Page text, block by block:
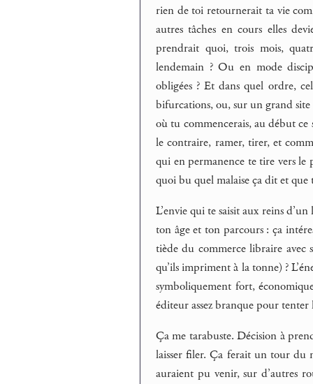
rien de toi retournerait ta vie
autres tâches en cours elles
prendrait quoi, trois mois,
lendemain ? Ou en mode
obligées ? Et dans quel ordre,
bifurcations, ou, sur un grand site
où tu commencerais, au début
le contraire, ramer, tirer, et
qui en permanence te tire vers
quoi bu quel malaise ça dit et que
L’envie qui te saisit aux reins
ton âge et ton parcours : ça
tiède du commerce libraire avec
qu’ils impriment à la tonne) ?
symboliquement fort,
éditeur assez branque pour
Ça me tarabuste. Décision à
laisser filer. Ça ferait un tour du
auraient pu venir, sur d’autres